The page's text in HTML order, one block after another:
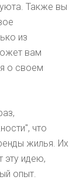
Также вы
из
вам
о своем
что
жилья. Их
эту идею,
опыт.